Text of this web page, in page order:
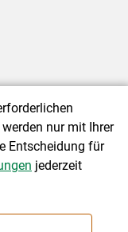
|Barrierefreiheit|
nur mit Ihrer
Entscheidung für
jederzeit